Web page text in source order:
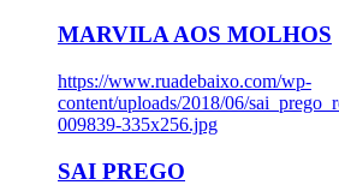
MARVILA AOS MOLHOS
https://www.ruadebaixo.com/wp-
content/uploads/2018/06/
009839-335x256.jpg
SAI PREGO